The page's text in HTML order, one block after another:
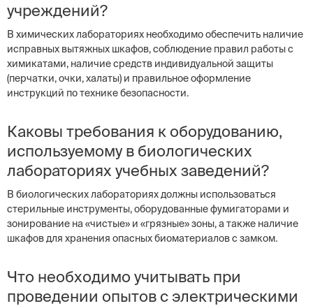
учреждений?
В химических лабораториях необходимо обеспечить наличие
исправных вытяжных шкафов, соблюдение правил работы с
химикатами, наличие средств индивидуальной защиты
(перчатки, очки, халаты) и правильное оформление
инструкций по технике безопасности.
Каковы требования к оборудованию,
используемому в биологических
лабораториях учебных заведений?
В биологических лабораториях должны использоваться
стерильные инструменты, оборудованные фумигаторами и
зонирование на «чистые» и «грязные» зоны, а также наличие
шкафов для хранения опасных биоматериалов с замком.
Что необходимо учитывать при
проведении опытов с электрическими